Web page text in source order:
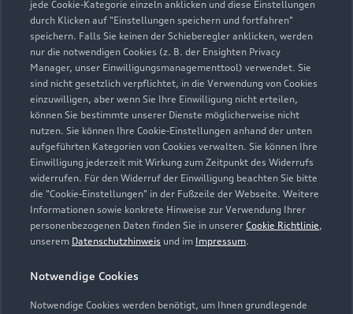
jede Cookie-Kategorie einzeln anklicken und diese Einstellungen
durch Klicken auf "Einstellungen speichern und fortfahren"
speichern. Falls Sie keinen der Schieberegler anklicken, werden
nur die notwendigen Cookies (z. B. der Ensighten Privacy
Manager, unser Einwilligungsmanagementtool) verwendet. Sie
sind nicht gesetzlich verpflichtet, in die Verwendung von Cookies
einzuwilligen, aber wenn Sie Ihre Einwilligung nicht erteilen,
können Sie bestimmte unserer Dienste möglicherweise nicht
nutzen. Sie können Ihre Cookie-Einstellungen anhand der unten
aufgeführten Kategorien von Cookies verwalten. Sie können Ihre
Einwilligung jederzeit mit Wirkung zum Zeitpunkt des Widerrufs
widerrufen. Für den Widerruf der Einwilligung beachten Sie bitte
die "Cookie-Einstellungen" in der Fußzeile der Webseite. Weitere
Informationen sowie konkrete Hinweise zur Verwendung Ihrer
personenbezogenen Daten finden Sie in unserer Cookie Richtlinie,
unserem Datenschutzhinweis und im Impressum.
Notwendige Cookies
Notwendige Cookies werden benötigt, um Ihnen grundlegende
Kontaktdaten herunterladen
Öffnungszeiten
Verkauf
Geschlossen, öffnet am Montag 08:30
Service
Geschlossen,öffnet amMontag 07:00
Teile & Zubehörverkauf
Geschlossen,öffnet am Montag 07:15